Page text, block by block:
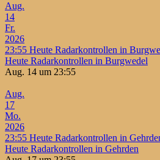
Aug.
14
Fr.
2026
23:55 Heute Radarkontrollen in
Heute Radarkontrollen in Burgwedel
Aug. 14 um 23:55
Aug.
17
Mo.
2026
23:55 Heute Radarkontrollen in
Heute Radarkontrollen in Gehrden